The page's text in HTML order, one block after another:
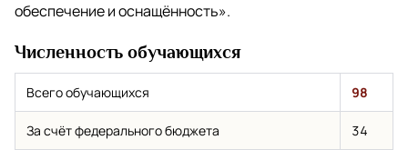
обеспечение и оснащённость».
Численность обучающихся
Всего обучающихся 98
За счёт федерального бюджета 34